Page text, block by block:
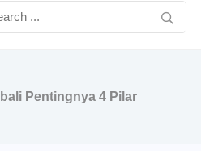
Pentingnya 4 Pilar